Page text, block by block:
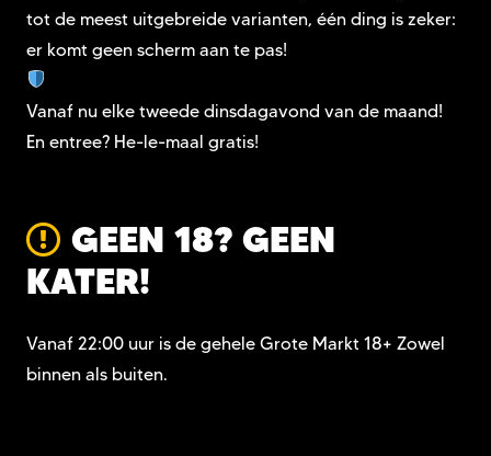
tot de meest uitgebreide varianten, één ding is zeker:
er komt geen scherm aan te pas!
Vanaf nu elke tweede dinsdagavond van de maand!
En entree? He-le-maal gratis!
GEEN 18? GEEN
KATER!
Vanaf 22:00 uur is de gehele Grote Markt 18+ Zowel
binnen als buiten.